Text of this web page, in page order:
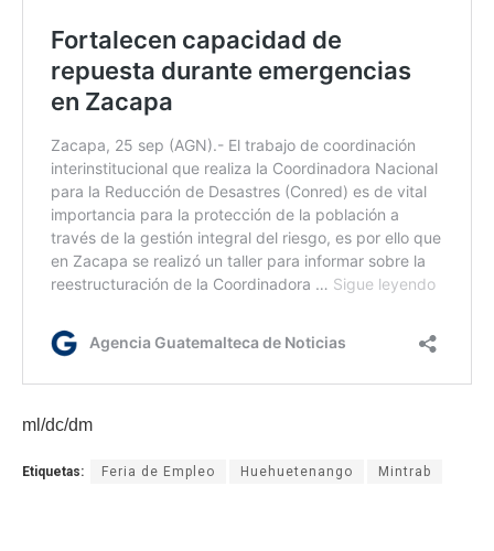
ml/dc/dm
Etiquetas: Feria de Empleo Huehuetenango Mintrab